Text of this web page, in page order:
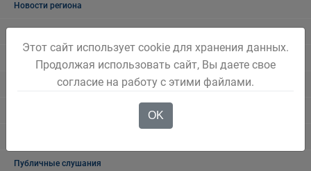
Новости региона
Официальный комментарий
Выступления Главы города
Публичные слушания
Этот сайт использует cookie для хранения данных.
Продолжая использовать сайт, Вы даете свое
согласие на работу с этими файлами.
OK